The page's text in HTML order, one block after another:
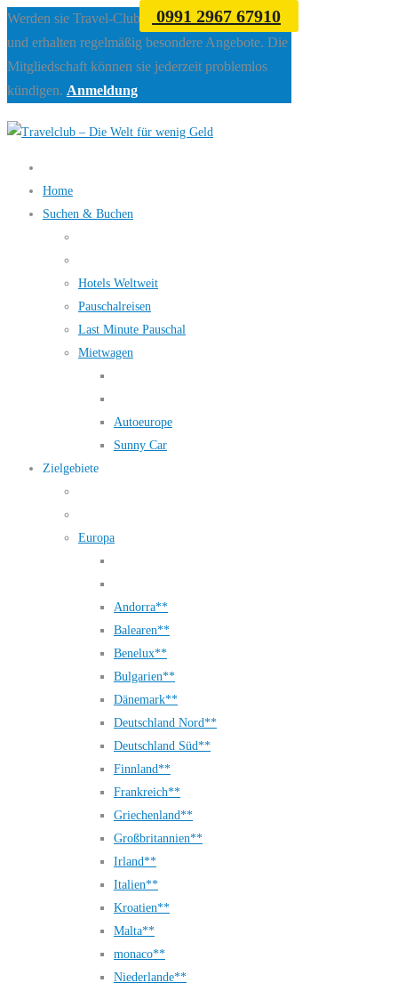
0991 2967 67910
Werden sie Travel-Club Mitglied beim Travelclub
und erhalten regelmäßig besondere Angebote. Die
Mitgliedschaft können sie jederzeit problemlos
kündigen. Anmeldung
Home
Suchen & Buchen
Hotels Weltweit
Pauschalreisen
Last Minute Pauschal
Mietwagen
Autoeurope
Sunny Car
Zielgebiete
Europa
Andorra**
Balearen**
Benelux**
Bulgarien**
Dänemark**
Deutschland Nord**
Deutschland Süd**
Finnland**
Frankreich**
Griechenland**
Großbritannien**
Irland**
Italien**
Kroatien**
Malta**
monaco**
Niederlande**